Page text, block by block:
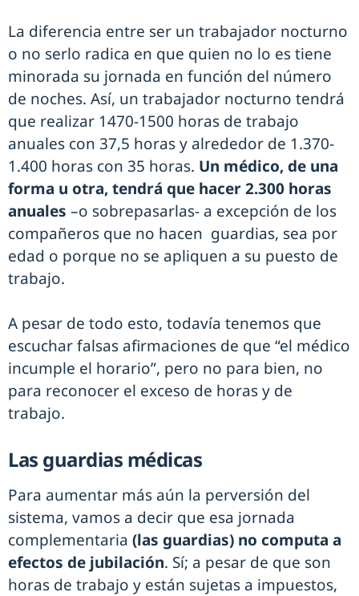
La diferencia entre ser un trabajador nocturno
o no serlo radica en que quien no lo es tiene
minorada su jornada en función del número
de noches. Así, un trabajador nocturno tendrá
que realizar 1470-1500 horas de trabajo
anuales con 37,5 horas y alrededor de 1.370-
1.400 horas con 35 horas. Un médico, de una
forma u otra, tendrá que hacer 2.300 horas
anuales –o sobrepasarlas- a excepción de los
compañeros que no hacen guardias, sea por
edad o porque no se apliquen a su puesto de
trabajo.
A pesar de todo esto, todavía tenemos que
escuchar falsas afirmaciones de que “el médico
incumple el horario”, pero no para bien, no
para reconocer el exceso de horas y de
trabajo.
Las guardias médicas
Para aumentar más aún la perversión del
sistema, vamos a decir que esa jornada
complementaria (las guardias) no computa a
efectos de jubilación. Sí; a pesar de que son
horas de trabajo y están sujetas a impuestos,